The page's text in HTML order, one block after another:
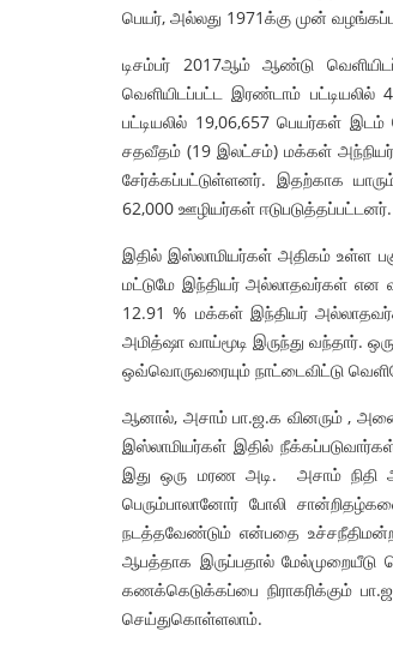
பெயர், அல்லது 1971க்கு முன்
டிசம்பர் 2017ஆம் ஆண்டு
வெளியிடப்பட்ட இரண்டாம்
பட்டியலில் 19,06,657 பெயர்கள்
சதவீதம் (19 இலட்சம்) மக்கள்
சேர்க்கப்பட்டுள்ளனர். இதற்காக
62,000 ஊழியர்கள்
இதில் இஸ்லாமியர்கள் அதிகம் உள்ள
மட்டுமே இந்தியர் அல்லாதவர்கள் என
12.91 % மக்கள் இந்தியர்
அமித்ஷா வாய்மூடி இருந்து வந்தார்.
ஒவ்வொருவரையும் நாட்டைவிட்டு
ஆனால், அசாம் பா.ஜ.க வினரும் ,
இஸ்லாமியர்கள் இதில்
இது ஒரு மரண அடி. அசாம் நிதி
பெரும்பாலானோர் போலி
நடத்தவேண்டும் என்பதை
ஆபத்தாக இருப்பதால்
கணக்கெடுக்கப்பை நிராகரிக்கும்
செய்துகொள்ளலாம்.